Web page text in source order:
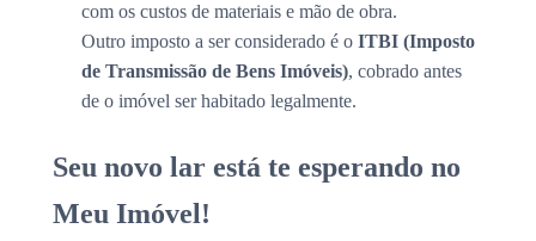
com os custos de materiais e mão de obra.
Outro imposto a ser considerado é o ITBI (Imposto
de Transmissão de Bens Imóveis), cobrado antes
de o imóvel ser habitado legalmente.
Seu novo lar está te esperando no
Meu Imóvel!